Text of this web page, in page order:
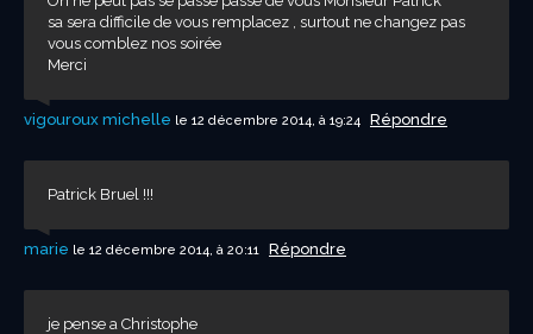
sa sera difficile de vous remplacez , surtout ne changez pas
vous comblez nos soirée
Merci
vigouroux michelle le 12 décembre 2014, à 19:24 Répondre
Patrick Bruel !!!
marie le 12 décembre 2014, à 20:11 Répondre
je pense a Christophe